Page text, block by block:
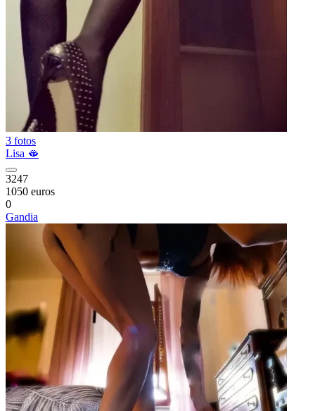
3 fotos
Lisa 🫦
3247
1050 euros
0
Gandia